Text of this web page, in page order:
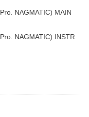
NAGMATIC) MAIN
NAGMATIC) INSTR